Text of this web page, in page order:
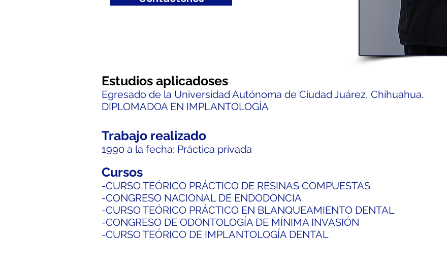
Estudios aplicadoses
Egresado de la Universidad Autónoma de Ciudad Juárez, Chihuahua.
DIPLOMADOA EN IMPLANTOLOGÍA
Trabajo realizado
1990 a la fecha: Práctica privada
Cursos
-CURSO TEÓRICO PRÁCTICO DE RESINAS COMPUESTAS
-CONGRESO NACIONAL DE ENDODONCIA
-CURSO TEÓRICO PRÁCTICO EN BLANQUEAMIENTO DENTAL
-CONGRESO DE ODONTOLOGÍA DE MÍNIMA INVASIÓN
-CURSO TEÓRICO DE IMPLANTOLOGÍA DENTAL